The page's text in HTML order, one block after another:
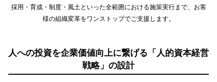
採用・育成・制度・風土といった全範囲における施策実行まで、お客
様の組織変革をワンストップでご支援します。
人への投資を企業価値向上に繋げる「人的資本経営
戦略」の設計